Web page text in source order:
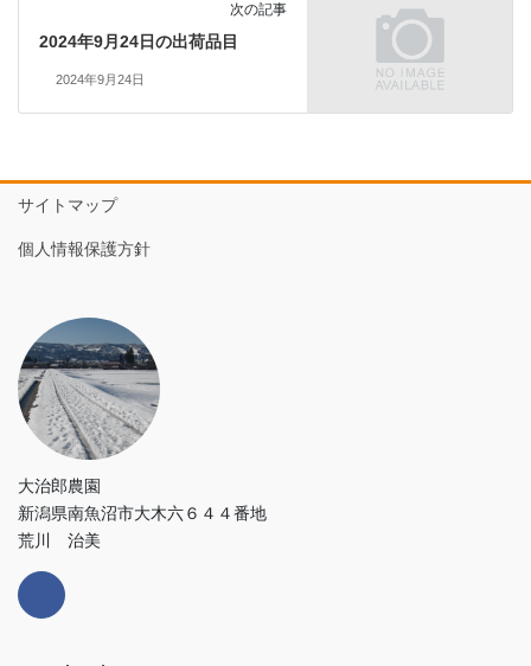
次の記事
2024年9月24日の出荷品目
2024年9月24日
サイトマップ
個人情報保護方針
大治郎農園
新潟県南魚沼市大木六６４４番地
荒川 治美